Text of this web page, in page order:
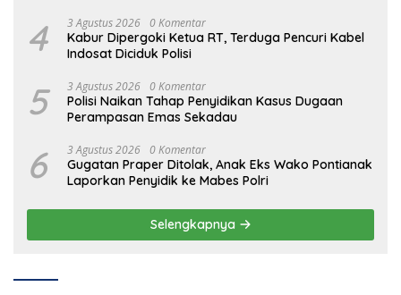
4 3 Agustus 2026 0 Komentar
Kabur Dipergoki Ketua RT, Terduga Pencuri Kabel
Indosat Diciduk Polisi
5 3 Agustus 2026 0 Komentar
Polisi Naikan Tahap Penyidikan Kasus Dugaan
Perampasan Emas Sekadau
6 3 Agustus 2026 0 Komentar
Gugatan Praper Ditolak, Anak Eks Wako Pontianak
Laporkan Penyidik ke Mabes Polri
Selengkapnya